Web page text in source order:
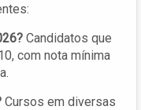
Candidatos que
com nota mínima
Cursos em diversas